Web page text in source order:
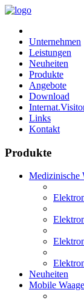
Unternehmen
Leistungen
Neuheiten
Produkte
Angebote
Download
Links
Kontakt
Produkte
Medizinische
Neuheiten
Mobile